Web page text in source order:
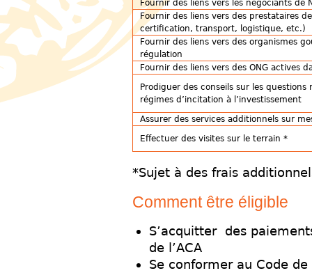
Fournir des liens vers les négociants de
Fournir des liens vers des prestataires
certification, transport, logistique, etc.)
Fournir des liens vers des organismes
régulation
Fournir des liens vers des ONG actives
Prodiguer des conseils sur les questions
régimes d’incitation à l’investissement
Assurer des services additionnels sur
Effectuer des visites sur le terrain *
*Sujet à des frais
Comment être éligible
S’acquitter des
de l’ACA
Se conformer au Code